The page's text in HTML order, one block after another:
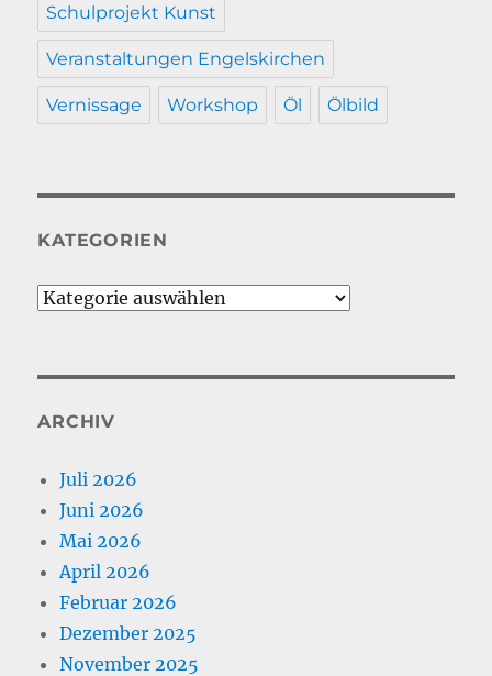
Schulprojekt Kunst
Veranstaltungen Engelskirchen
Vernissage Workshop Öl Ölbild
KATEGORIEN
Kategorien
ARCHIV
Juli 2026
Juni 2026
Mai 2026
April 2026
Februar 2026
Dezember 2025
November 2025